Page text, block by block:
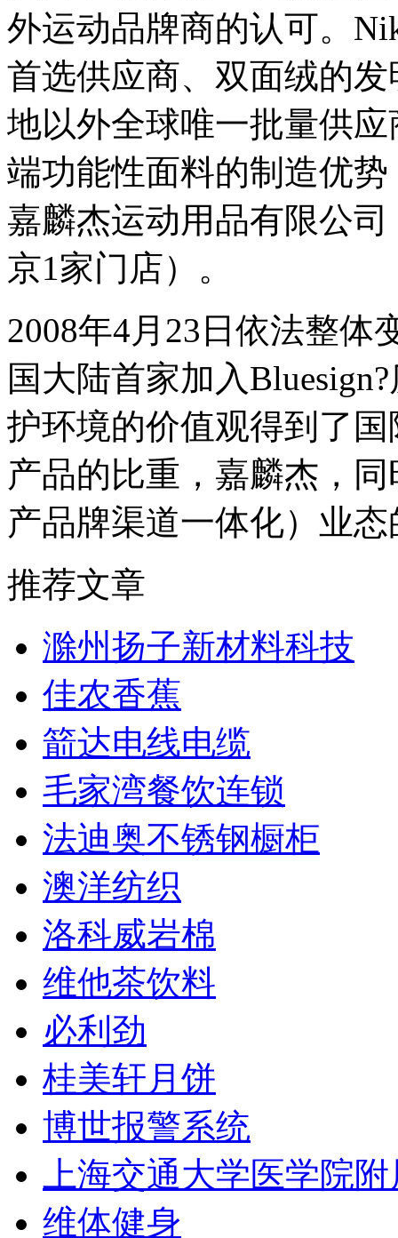
外运动品牌商的认可。
首选供应商、双面绒的
地以外全球唯一批量供
端功能性面料的制造优
嘉麟杰运动用品有限公
京1家门店）。
2008年4月23日依法整体
国大陆首家加入
护环境的价值观得到了
产品的比重，嘉麟杰，
产品牌渠道一体化）业
推荐文章
滁州扬子新材料科技
佳农香蕉
箭达电线电缆
毛家湾餐饮连锁
法迪奥不锈钢橱柜
澳洋纺织
洛科威岩棉
维他茶饮料
必利劲
桂美轩月饼
博世报警系统
上海交通大学医学院
维体健身